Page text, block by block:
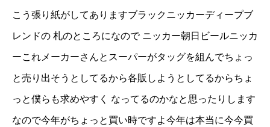
こう張り紙がしてありますブラックニッカーディープブ
レンドの 札のところになので ニッカー朝日ビールニッカ
ーこれメーカーさんとスーパーがタッグを組んでちょっ
と売り出そうとしてるから各販しようとしてるからちょ
っと僕らも求めやすく なってるのかなと思ったりします
なので今年がちょっと買い時ですよ今年は本当に今今買